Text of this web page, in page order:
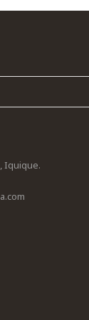
Iquique.